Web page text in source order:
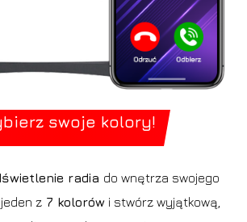
swoje kolory!
radia do wnętrza swojego
z 7 kolorów i stwórz wyjątkową,